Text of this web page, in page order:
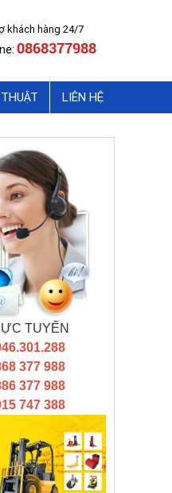
khách hàng 24/7
0868377988
LIÊN HỆ
TUYẾN
377 988
377 988
747 388